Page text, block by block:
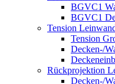
BGVC1
BGVC1
Tension
Tension
Decken-/
Rückprojektion
Decken-/